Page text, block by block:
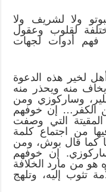
ولا لشريف ولا
لقلوب وعقول
فهم أدوات لجهات
لخير هذه الدعوة
منه ويحذر منه
وساركوزي ومن
الكفر… إن خوفهم
التي وصفت
من اجتماع كلمة
كما قال بوش، ومن
ساركوزي. إن خوفهم
هو من مارد الخلافة
تثوب إليه، وتلهج